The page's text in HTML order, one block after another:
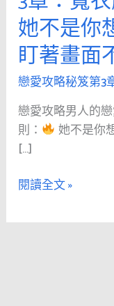
她不是你
盯著畫面
戀愛攻略秘笈第3
戀愛攻略男人的
則：
她不是你
[…]
攻
略
男
人
的
戀
愛
勝
經
《第
3
閱讀全文 »